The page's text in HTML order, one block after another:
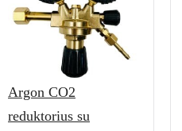
Argon CO2
reduktorius su